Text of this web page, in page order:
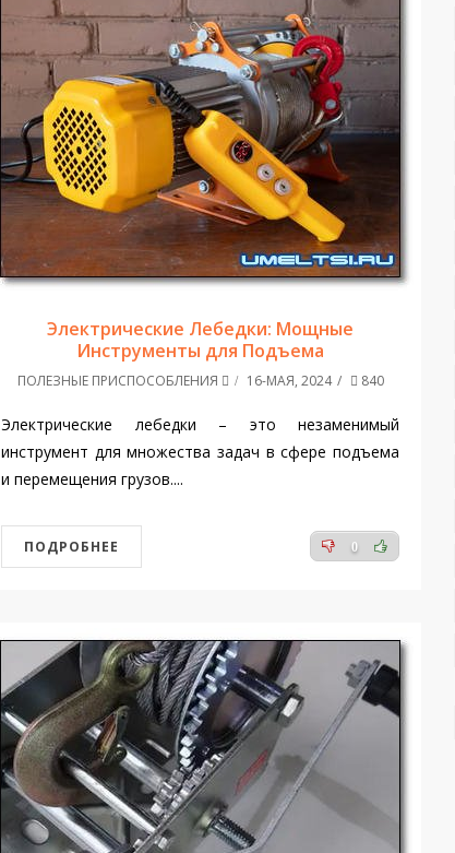
Электрические Лебедки: Мощные
Инструменты для Подъема
ПОЛЕЗНЫЕ ПРИСПОСОБЛЕНИЯ 16-МАЯ, 2024 840
Электрические лебедки – это незаменимый
инструмент для множества задач в сфере подъема
и перемещения грузов....
0
ПОДРОБНЕЕ